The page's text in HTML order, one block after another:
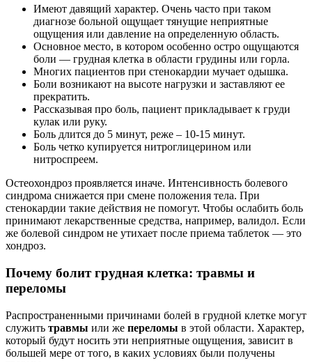
Имеют давящий характер. Очень часто при таком
диагнозе больной ощущает тянущие неприятные
ощущения или давление на определенную область.
Основное место, в котором особенно остро ощущаются
боли — грудная клетка в области грудины или горла.
Многих пациентов при стенокардии мучает одышка.
Боли возникают на высоте нагрузки и заставляют ее
прекратить.
Рассказывая про боль, пациент прикладывает к груди
кулак или руку.
Боль длится до 5 минут, реже – 10-15 минут.
Боль четко купируется нитроглицерином или
нитроспреем.
Остеохондроз проявляется иначе. Интенсивность болевого
синдрома снижается при смене положения тела. При
стенокардии такие действия не помогут. Чтобы ослабить боль
принимают лекарственные средства, например, валидол. Если
же болевой синдром не утихает после приема таблеток — это
хондроз.
Почему болит грудная клетка: травмы и
переломы
Распространенными причинами болей в грудной клетке могут
служить травмы или же переломы в этой области. Характер,
который будут носить эти неприятные ощущения, зависит в
большей мере от того, в каких условиях были получены